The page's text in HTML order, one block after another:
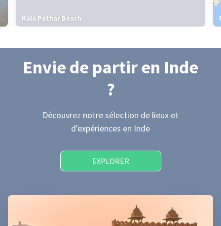
Kala Pathar Beach
Envie de partiren Inde
?
Découvrez notre sélection de lieux et
d'expériences en Inde
EXPLORER